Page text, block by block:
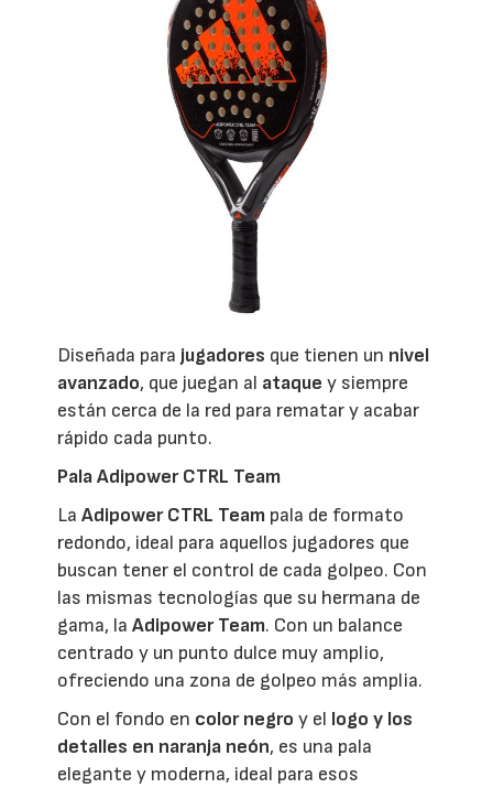
Diseñada parajugadores que tienen un nivel
avanzado, que juegan al ataque y siempre
están cerca de la red para rematar y acabar
rápido cada punto.
Pala Adipower CTRL Team
LaAdipower CTRL Team pala de formato
redondo, ideal para aquellos jugadores que
buscan tener el control de cada golpeo. Con
las mismas tecnologías que su hermana de
gama, laAdipower Team. Con un balance
centrado y un punto dulce muy amplio,
ofreciendo una zona de golpeo más amplia.
Con el fondo en color negro y el logo y los
detalles en naranja neón, es una pala
elegante y moderna, ideal para esos